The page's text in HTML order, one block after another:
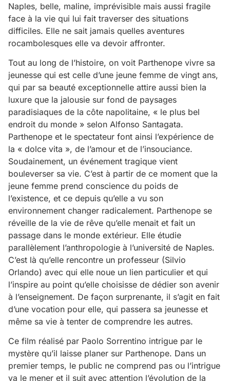
Naples, belle, maline, imprévisible mais aussi fragile
face à la vie qui lui fait traverser des situations
difficiles. Elle ne sait jamais quelles aventures
rocambolesques elle va devoir affronter.
Tout au long de l’histoire, on voit Parthenope vivre sa
jeunesse qui est celle d’une jeune femme de vingt ans,
qui par sa beauté exceptionnelle attire aussi bien la
luxure que la jalousie sur fond de paysages
paradisiaques de la côte napolitaine, « le plus bel
endroit du monde » selon Alfonso Santagata.
Parthenope et le spectateur font ainsi l’expérience de
la « dolce vita », de l’amour et de l’insouciance.
Soudainement, un événement tragique vient
bouleverser sa vie. C’est à partir de ce moment que la
jeune femme prend conscience du poids de
l’existence, et ce depuis qu’elle a vu son
environnement changer radicalement. Parthenope se
réveille de la vie de rêve qu’elle menait et fait un
passage dans le monde extérieur. Elle étudie
parallèlement l’anthropologie à l’université de Naples.
C’est là qu’elle rencontre un professeur (Silvio
Orlando) avec qui elle noue un lien particulier et qui
l’inspire au point qu’elle choisisse de dédier son avenir
à l’enseignement. De façon surprenante, il s’agit en fait
d’une vocation pour elle, qui passera sa jeunesse et
même sa vie à tenter de comprendre les autres.
Ce film réalisé par Paolo Sorrentino intrigue par le
mystère qu’il laisse planer sur Parthenope. Dans un
premier temps, le public ne comprend pas ou l’intrigue
va le mener et il suit avec attention l’évolution de la